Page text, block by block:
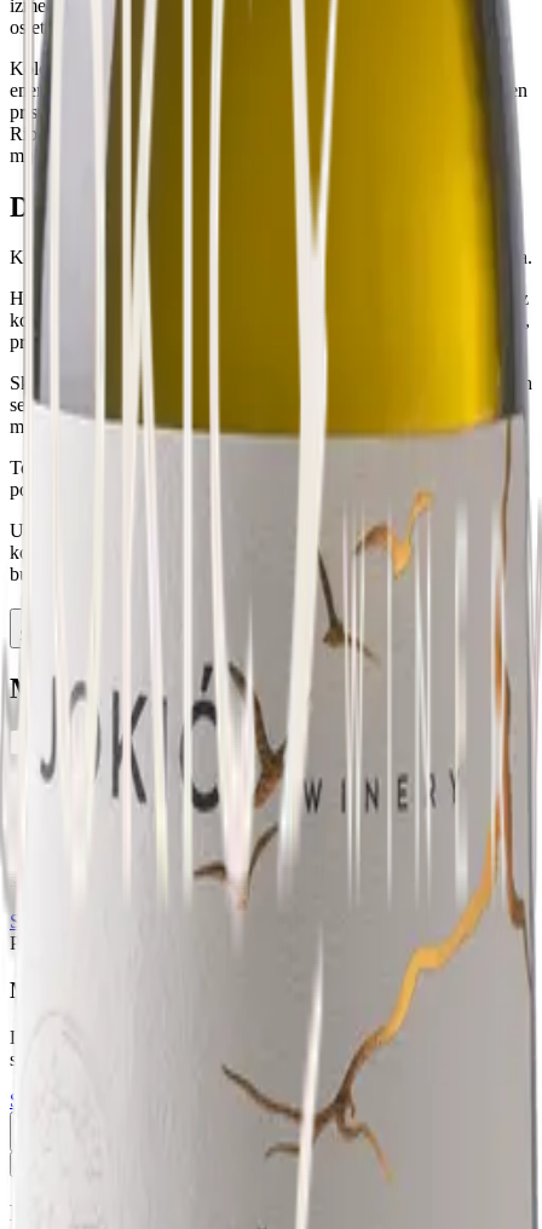
između povijesti i suvremenog ritma, ali se njegova prava snaga
osjeti za stolom.
Kolonada donosi klasičnu preciznost bez greške. Harbor modernu
energiju i pogled koji traži da ostanete. Morita i The Taste suvremen
pristup bez suvišnog. Pjat domaću kuhinju kakva treba biti. Dva
Ribara i Jadera su mjesta koja traju, sigurna, bez potrebe da se
mijenjaju.
Domaćinska Dalmacija
Kornat i Matanovi dvori su mjesta gdje se Dalmacija živi kako treba.
Hrana iz ognjišta, miris dima, meso i riba koji imaju okus prostora iz
kojeg dolaze. Tempo koji ne možete ubrzati i vino koje ide uz njega,
prirodno, bez objašnjenja. Ovdje se dolazi da se ostane, da se gušta.
Skalinada na Hvaru i Punta u Supetru na Braču su mjesta zbog kojih
se planovi mijenjaju. Lagana, točna, uvijek na pravom mjestu, uz
more i uz tanjur koji miriše na ljeto.
To su mjesta zbog kojih se ne priča samo o putovanju, već o
povratku.
U svemu tome, vino nije dodatak, već prirodan nastavak prostora iz
kojeg dolazi, u ljepoti koja se ne može opisati riječima i u okusu koji
budi toplinu i sve čari lijepog života.
Sadržaj stranice
Moglo bi vam se svidjeti
Autohtona bijela vina Premium selekcija
Maraština
Lagana i lepršava, ova autohtona sorta donosi neopterećenu radost
sunčanog dana kroz nježne mirise mediteranskog bilja i citrusa.
Saznaj više
Pošip
Maraština
Lagana i lepršava, ova autohtona sorta donosi neopterećenu radost
sunčanog dana kroz nježne mirise mediteranskog bilja i citrusa.
Saznaj više
Ponesite dio naše planine